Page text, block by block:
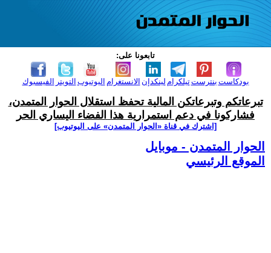
تابعونا على:
الفيسبوك التويتر اليوتيوب الانستغرام لينكدإن تيلكرامبنترست بودكاست
تبرعاتكم وتبرعاتكن المالية تحفظ استقلال الحوار المتمدن،
فشاركونا في دعم استمرارية هذا الفضاء اليساري الحر
[اشترك في قناة ‫«الحوار المتمدن» على اليوتيوب]
الحوار المتمدن - موبايل
الموقع الرئيسي